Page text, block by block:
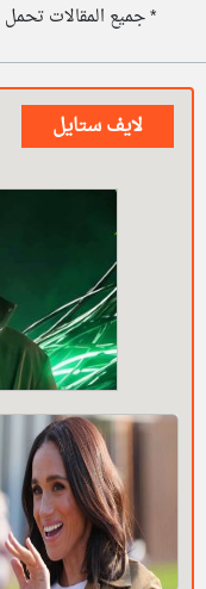
* جميع المقالات تحمل
لايف ستايل